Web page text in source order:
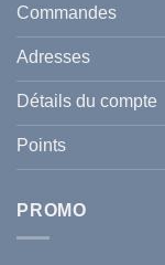
et
celle
de
votre
famille
durant
l’été
2026
?
Tunisie
Guide
Traiter
Prévenir
Commandes
Adresses
Détails du compte
Points
PROMO